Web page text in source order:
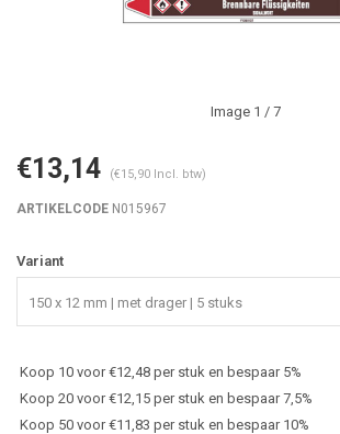
Image 1 / 7
€13,14 (€15,90 Incl. btw)
ARTIKELCODE N015967
Variant
150 x 12 mm | met drager | 5 stuks
Koop 10 voor €12,48 per stuk en bespaar 5%
Koop 20 voor €12,15 per stuk en bespaar 7,5%
Koop 50 voor €11,83 per stuk en bespaar 10%